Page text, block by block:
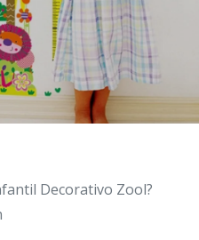
Decorativo Zool?